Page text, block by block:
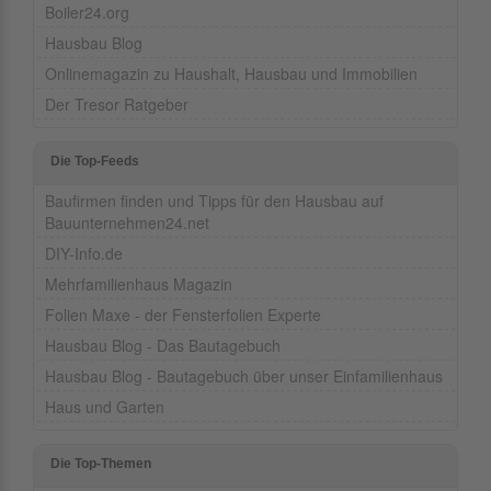
Boiler24.org
Hausbau Blog
Onlinemagazin zu Haushalt, Hausbau und Immobilien
Der Tresor Ratgeber
Die Top-Feeds
Baufirmen finden und Tipps für den Hausbau auf
Bauunternehmen24.net
DIY-Info.de
Mehrfamilienhaus Magazin
Folien Maxe - der Fensterfolien Experte
Hausbau Blog - Das Bautagebuch
Hausbau Blog - Bautagebuch über unser Einfamilienhaus
Haus und Garten
Die Top-Themen